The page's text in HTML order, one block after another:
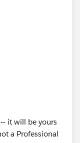
get, but to "do"
network with
would be
you learn,
- win win!
it will be yours
a Professional